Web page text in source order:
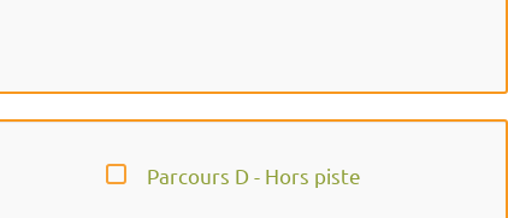
Parcours D - Hors piste